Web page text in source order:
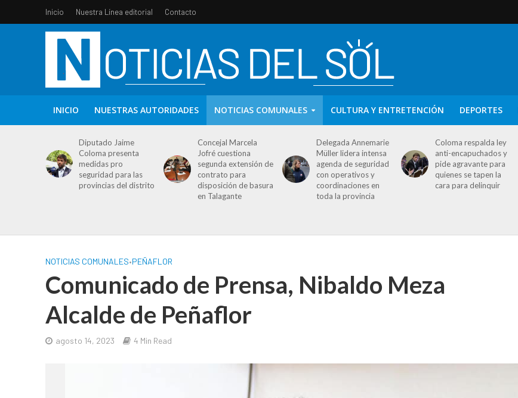
Inicio Nuestra Línea editorial Contacto
INICIO NUESTRAS AUTORIDADES NOTICIAS COMUNALES CULTURA Y ENTRETENCIÓN DEPORTES
Diputado Jaime
Coloma presenta
medidas pro
seguridad para las
provincias del distrito
Concejal Marcela
Jofré cuestiona
segunda extensión de
contrato para
disposición de basura
en Talagante
Delegada Annemarie
Müller lidera intensa
agenda de seguridad
con operativos y
coordinaciones en
toda la provincia
Coloma respalda ley
anti-encapuchados y
pide agravante para
quienes se tapen la
cara para delinquir
NOTICIAS COMUNALES•PEÑAFLOR
Comunicado de Prensa, Nibaldo Meza
Alcalde de Peñaflor
agosto 14, 2023 4 Min Read